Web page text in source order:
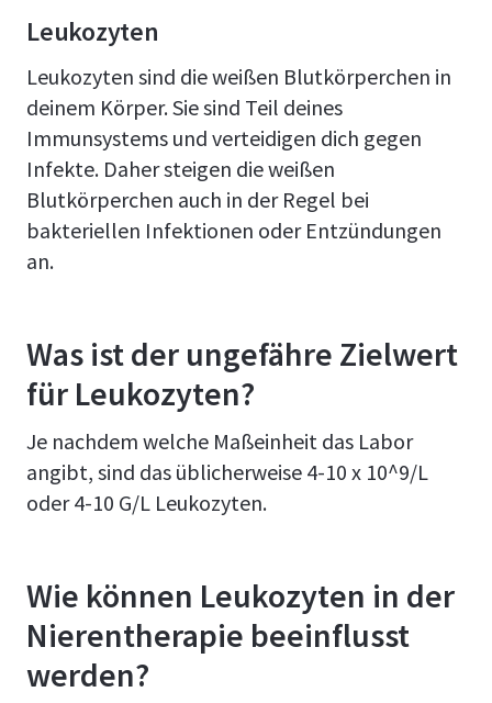
Leukozyten
Leukozyten sind die weißen Blutkörperchen in
deinem Körper. Sie sind Teil deines
Immunsystems und verteidigen dich gegen
Infekte. Daher steigen die weißen
Blutkörperchen auch in der Regel bei
bakteriellen Infektionen oder Entzündungen
an.
Was ist der ungefähre Zielwert
für Leukozyten?
Je nachdem welche Maßeinheit das Labor
angibt, sind das üblicherweise 4-10 x 10^9/L
oder 4-10 G/L Leukozyten.
Wie können Leukozyten in der
Nierentherapie beeinflusst
werden?